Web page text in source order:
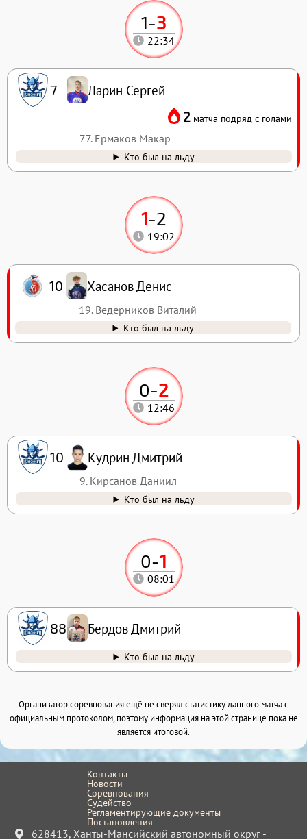
0-1
08:01
88 Бердов Дмитрий
Кто был на льду
0-2
12:46
10 Кудрин Дмитрий
9. Кирсанов Даниил
Кто был на льду
1-2
19:02
10 Хасанов Денис
19. Ведерников Виталий
Кто был на льду
1-3
22:34
7 Ларин Сергей
2 матча подряд с голами
77. Ермаков Макар
Кто был на льду
Организатор соревнования ещё не сверял статистику данного матча с
официальным протоколом, поэтому информация на этой странице пока не
является итоговой.
Контакты
Новости
Соревнования
Судейство
Регламентирующие документы
Постановления
628413, Ханты-Мансийский автономный округ -